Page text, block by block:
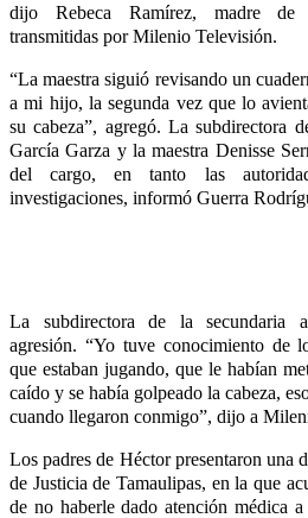
dijo Rebeca Ramírez, madre de
transmitidas por Milenio Televisión.
“La maestra siguió revisando un
a mi hijo, la segunda vez que lo
su cabeza”, agregó. La subdirectora
García Garza y la maestra Denisse
del cargo, en tanto las
investigaciones, informó Guerra
La subdirectora de la secundaria
agresión. “Yo tuve conocimiento de
que estaban jugando, que le habían
caído y se había golpeado la cabeza,
cuando llegaron conmigo”, dijo a
Los padres de Héctor presentaron una
de Justicia de Tamaulipas, en la que
de no haberle dado atención médica